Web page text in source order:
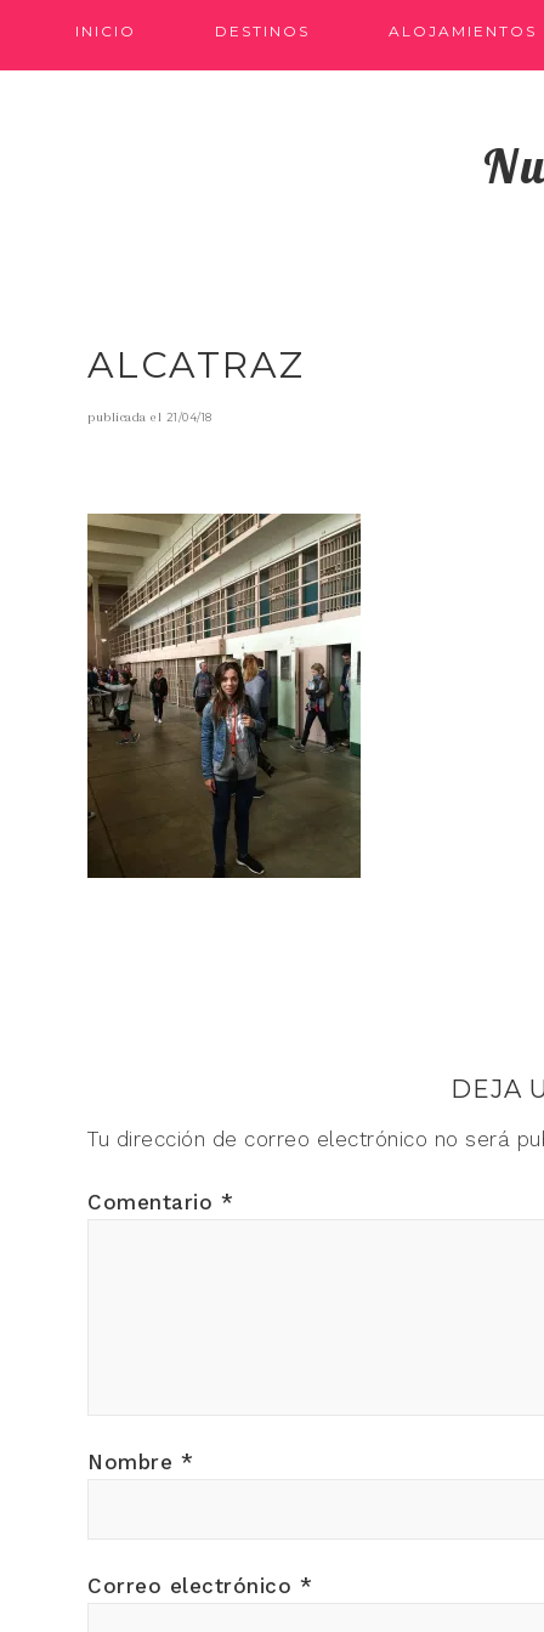
INICIO DESTINOS ALOJAMIENTOS
ALCATRAZ
publicada el 21/04/18
DEJA
Tu dirección de correo electrónico no será
Comentario *
Nombre *
Correo electrónico *